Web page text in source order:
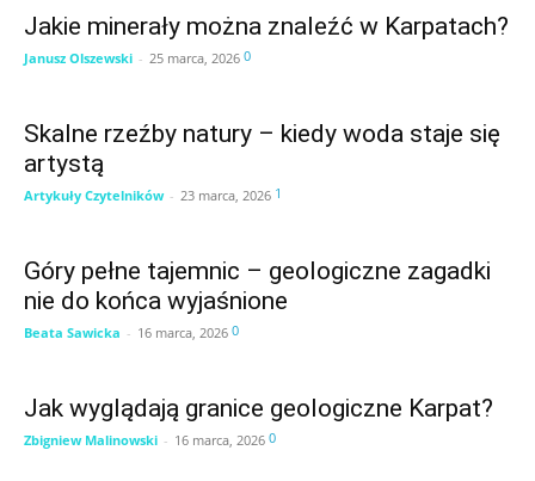
Jakie minerały można znaleźć w Karpatach?
Janusz Olszewski - 25 marca, 2026 0
Skalne rzeźby natury – kiedy woda staje się
artystą
Artykuły Czytelników - 23 marca, 2026 1
Góry pełne tajemnic – geologiczne zagadki
nie do końca wyjaśnione
Beata Sawicka - 16 marca, 2026 0
Jak wyglądają granice geologiczne Karpat?
Zbigniew Malinowski - 16 marca, 2026 0